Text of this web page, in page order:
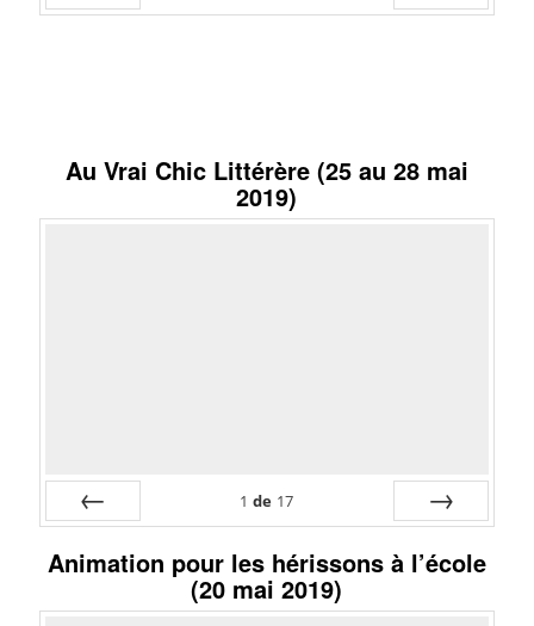
Au Vrai Chic Littérère (25 au 28 mai
2019)
1 de 17
Animation pour les hérissons à l’école
(20 mai 2019)